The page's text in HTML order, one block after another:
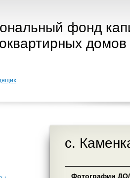
фонд
с.
Фотографии ДО/